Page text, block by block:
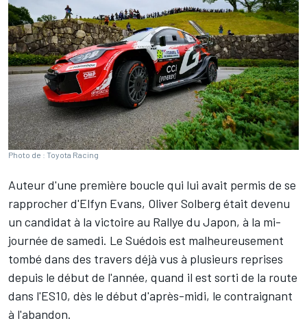
Photo de : Toyota Racing
Auteur d'une première boucle qui lui avait permis de se
rapprocher d'Elfyn Evans, Oliver Solberg était devenu
un candidat à la victoire au Rallye du Japon, à la mi-
journée de samedi. Le Suédois est malheureusement
tombé dans des travers déjà vus à plusieurs reprises
depuis le début de l'année, quand il est sorti de la route
dans l'ES10, dès le début d'après-midi, le contraignant
à l'abandon.